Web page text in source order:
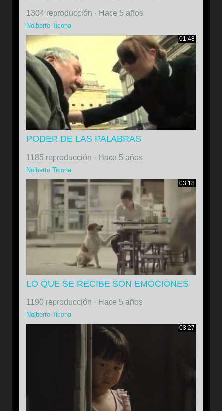
1304 reproducción · Hace 5 años
Nolberto Ticona
01:48
PODER DE LAS PALABRAS
1185 reproducción · Hace 5 años
Nolberto Ticona
03:18
LO QUE SE RECIBE SON EMOCIONES
1190 reproducción · Hace 5 años
Nolberto Ticona
03:27